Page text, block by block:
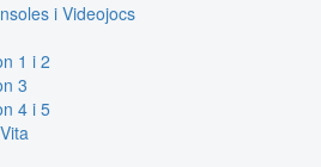
i Videojocs
1 i 2
3
4 i 5